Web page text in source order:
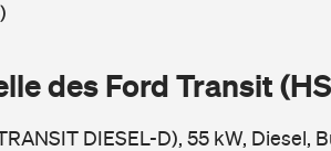
des Ford Transit
DIESEL-D), 55 kW, Diesel,